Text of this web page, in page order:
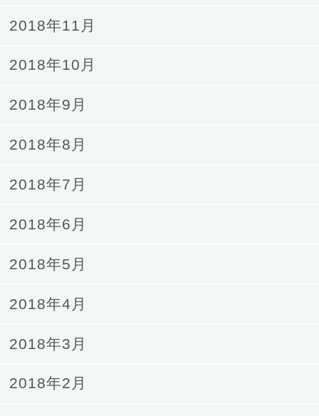
2018年11月
2018年10月
2018年9月
2018年8月
2018年7月
2018年6月
2018年5月
2018年4月
2018年3月
2018年2月